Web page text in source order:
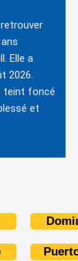
Elle a
2026.
teint foncé
et